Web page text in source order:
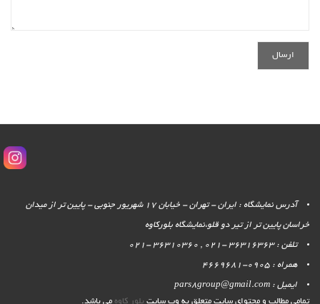
آدرس نمایشگاه : ایران - تهران - خیابان 17 شهریور جنوبی - پایین تر از میدان
خراسان پایین تر از تیر دو قلو،نمایشگاه بلورکاوه
تلفن : 36316363 -021 , 36310360 -021
همراه : 0905-4669681
ایمیل : pars8group@gmail.com
تمامی مطالب و محتوای سایت متعلق به وب سایت بلور کاوه می باشد.